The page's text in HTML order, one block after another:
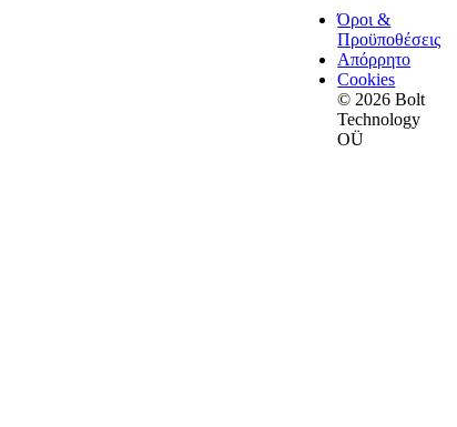
Όροι &
Προϋποθέσεις
Απόρρητο
Cookies
© 2026 Bolt
Technology
OÜ